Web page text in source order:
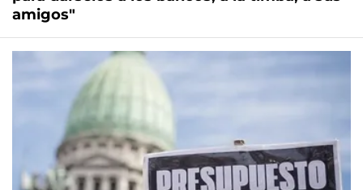
amigos"